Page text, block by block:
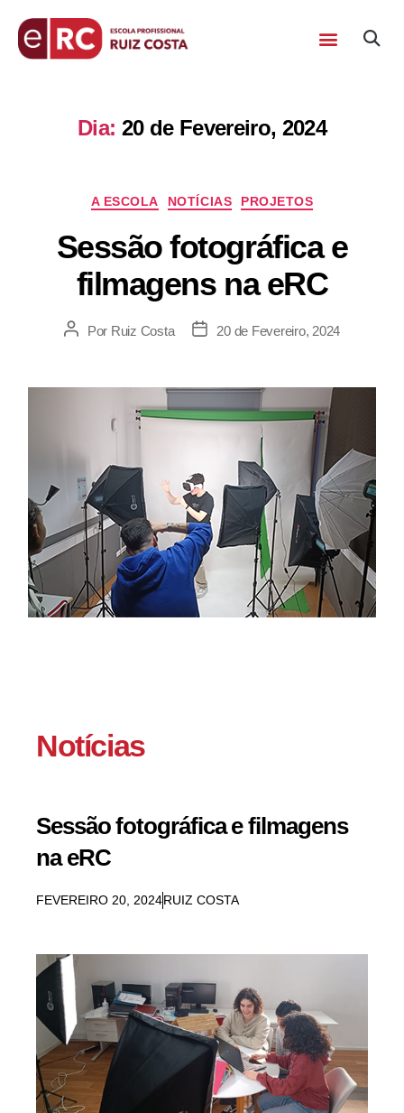
Dia: 20 de Fevereiro, 2024
A ESCOLA NOTÍCIAS PROJETOS
Sessão fotográfica e
filmagens na eRC
Por Ruiz Costa 20 de Fevereiro, 2024
Notícias
Sessão fotográfica e filmagens
na eRC
FEVEREIRO 20, 2024RUIZ COSTA